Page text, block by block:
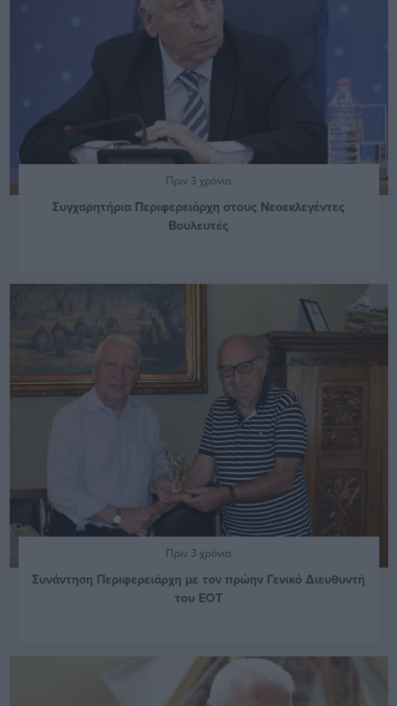
Πριν 3 χρόνια
Συγχαρητήρια Περιφερειάρχη στους Νεοεκλεγέντες
Βουλευτές
Πριν 3 χρόνια
Συνάντηση Περιφερειάρχη με τον πρώην Γενικό Διευθυντή
του ΕΟΤ